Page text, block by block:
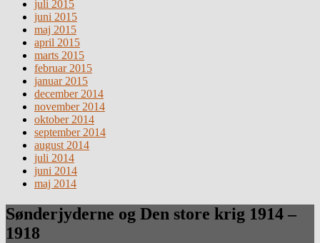
juli 2015
juni 2015
maj 2015
april 2015
marts 2015
februar 2015
januar 2015
december 2014
november 2014
oktober 2014
september 2014
august 2014
juli 2014
juni 2014
maj 2014
Sønderjyderne og Den store krig 1914 –
1918